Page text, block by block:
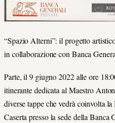
“Spazio Alterni”: il progetto
in collaborazione con Banca
Parte, il 9 giugno 2022 alle ore
itinerante dedicata al Maestro
diverse tappe che vedrà coinvolta
Caserta presso la sede della Banca